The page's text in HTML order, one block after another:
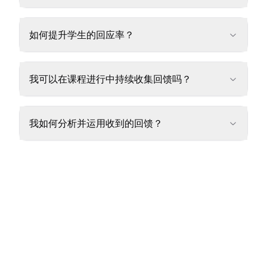
如何提升学生的回应率？
我可以在课程进行中持续收集回馈吗？
我如何分析并运用收到的回馈？